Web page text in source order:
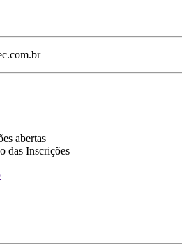
abertas
das Inscrições